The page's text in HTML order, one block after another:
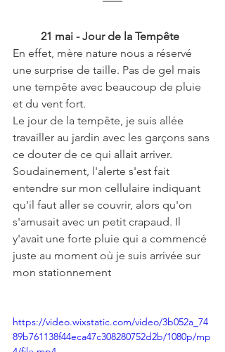
21 mai - Jour de la Tempête
En effet, mère nature nous a réservé
une surprise de taille. Pas de gel mais
une tempête avec beaucoup de pluie
et du vent fort.
Le jour de la tempête, je suis allée
travailler au jardin avec les garçons sans
ce douter de ce qui allait arriver.
Soudainement, l'alerte s'est fait
entendre sur mon cellulaire indiquant
qu'il faut aller se couvrir, alors qu'on
s'amusait avec un petit crapaud. Il
y'avait une forte pluie qui a commencé
juste au moment où je suis arrivée sur
mon stationnement
https://video.wixstatic.com/video/3b052a_74
89b761138f44eca47c308280752d2b/1080p/mp